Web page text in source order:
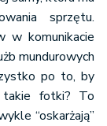
sprzętu.
w komunikacie
mundurowych
po to, by
takie fotki? To
“oskarżają”